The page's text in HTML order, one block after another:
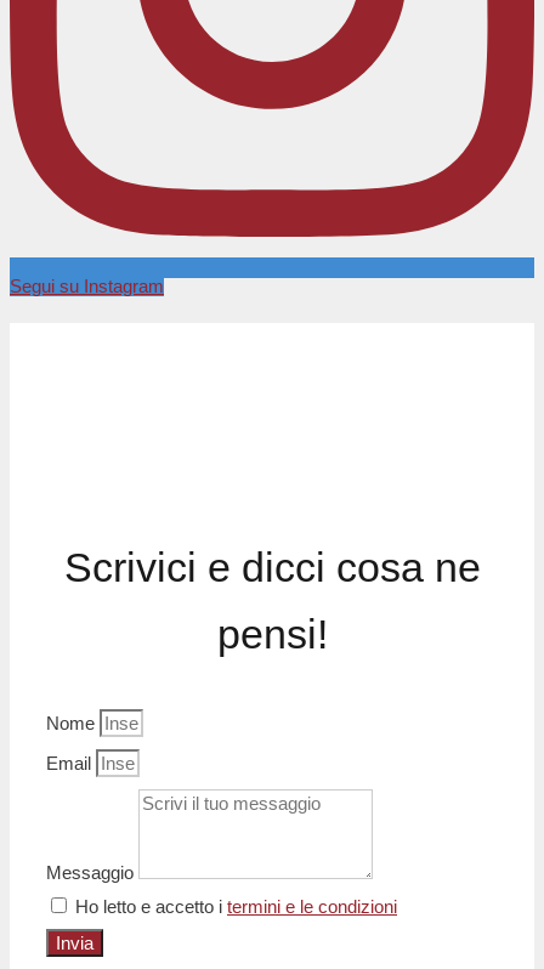
Segui su Instagram
Scrivici e dicci cosa ne
pensi!
Nome
Email
Messaggio
Ho letto e accetto i termini e le condizioni
Invia